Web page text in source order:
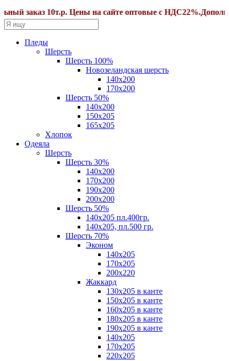
заказ 10т.р. Цены на сайте оптовые с
Пледы
Шерсть
Шерсть 100%
Новозеландская шерсть
140х200
170x200
Шерсть 50%
140x200
150х205
165х205
Хлопок
Одеяла
Шерсть
Шерсть 30%
140х200
170х200
190х200
200х200
Шерсть 50%
140х205 пл.400гр.
140х205, пл.500 гр.
Шерсть 70%
Эконом
140х205
170х205
200х220
Жаккард
130х205 в канте
150х205 в канте
160х205 в канте
180х205 в канте
190х205 в канте
140х205
170х205
220х205